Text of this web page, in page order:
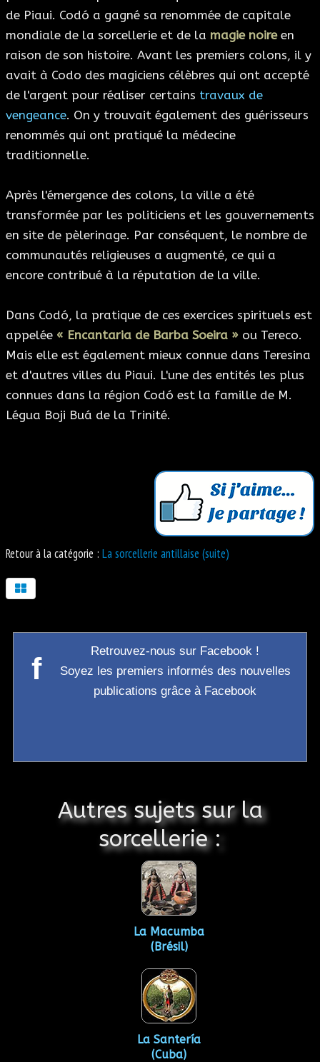
de Piaui. Codó a gagné sa renommée de capitale
mondiale de la sorcellerie et de la magie noireen
raison de son histoire. Avant les premiers colons, il y
avait à Codo des magiciens célèbres qui ont accepté
de l'argent pour réaliser certains travaux de
vengeance. On y trouvait également des guérisseurs
renommés qui ont pratiqué la médecine
traditionnelle.
Après l'émergence des colons, la ville a été
transformée par les politiciens et les gouvernements
en site de pèlerinage. Par conséquent, le nombre de
communautés religieuses a augmenté, ce qui a
encore contribué à la réputation de la ville.
Dans Codó, la pratique de ces exercices spirituels est
appelée « Encantaria de Barba Soeira » ou Tereco.
Mais elle est également mieux connue dans Teresina
et d'autres villes du Piaui. L'une des entités les plus
connues dans la région Codó est la famille de M.
Légua Boji Buá de la Trinité.
Retour à la catégorie : La sorcellerie antillaise (suite)
f
Retrouvez-nous sur Facebook !
Soyez les premiers informés des nouvelles
publications grâce à Facebook
Autres sujets sur la
sorcellerie :
La Macumba
(Brésil)
La Santería
(Cuba)